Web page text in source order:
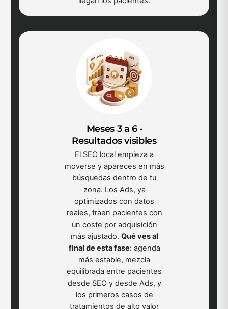
Meses 3 a 6 ·
Resultados visibles
El SEO local empieza a
moverse y apareces en más
búsquedas dentro de tu
zona. Los Ads, ya
optimizados con datos
reales, traen pacientes con
un coste por adquisición
más ajustado. Qué ves al
final de esta fase: agenda
más estable, mezcla
equilibrada entre pacientes
desde SEO y desde Ads, y
los primeros casos de
tratamientos de alto valor